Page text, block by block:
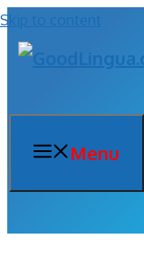
Skip to content
Menu